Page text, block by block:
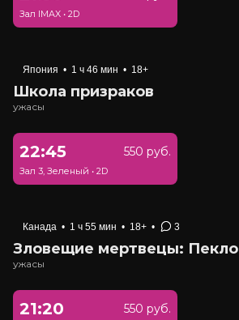
Зал IMAX • 2D
Япония • 1 ч 46 мин • 18+
Школа призраков
ужасы
22:45 550 руб.
Зал 3, Зеленый • 2D
Канада • 1 ч 55 мин • 18+ • 3
Зловещие мертвецы: Пекло
ужасы
21:20 550 руб.